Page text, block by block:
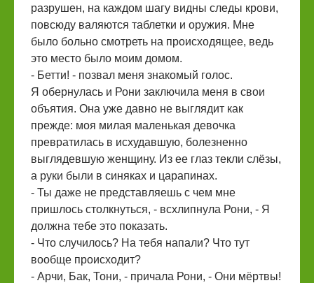
разрушен, на каждом шагу видны следы крови,
повсюду валяются таблетки и оружия. Мне
было больно смотреть на происходящее, ведь
это место было моим домом.
- Бетти! - позвал меня знакомый голос.
Я обернулась и Рони заключила меня в свои
объятия. Она уже давно не выглядит как
прежде: моя милая маленькая девочка
превратилась в исхудавшую, болезненно
выглядевшую женщину. Из ее глаз текли слёзы,
а руки были в синяках и царапинах.
- Ты даже не представляешь с чем мне
пришлось столкнуться, - всхлипнула Рони, - Я
должна тебе это показать.
- Что случилось? На тебя напали? Что тут
вообще происходит?
- Арчи, Бак, Тони, - причала Рони, - Они мёртвы!